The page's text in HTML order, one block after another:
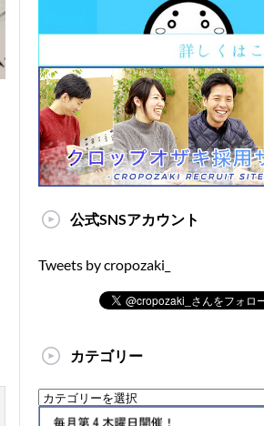
公式SNSアカウント
Tweets by cropozaki_
カテゴリー